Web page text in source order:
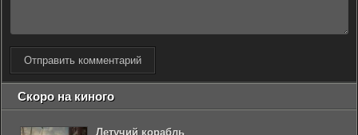
Отправить комментарий
Скоро на киного
Летучий корабль